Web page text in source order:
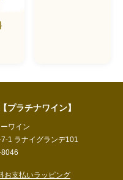
プラチナワイン】
ワイン
1 ラナイグランデ101
お支払いラッピング